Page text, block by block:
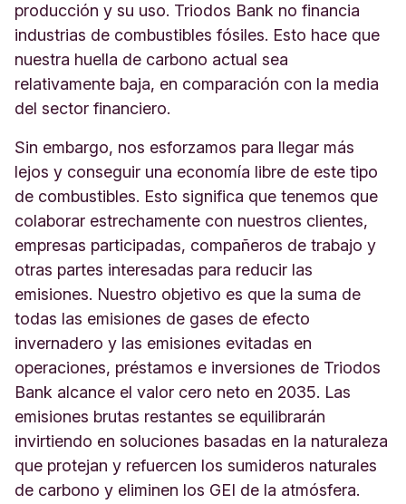
producción y su uso. Triodos Bank no financia
industrias de combustibles fósiles. Esto hace que
nuestra huella de carbono actual sea
relativamente baja, en comparación con la media
del sector financiero.
Sin embargo, nos esforzamos para llegar más
lejos y conseguir una economía libre de este tipo
de combustibles. Esto significa que tenemos que
colaborar estrechamente con nuestros clientes,
empresas participadas, compañeros de trabajo y
otras partes interesadas para reducir las
emisiones. Nuestro objetivo es que la suma de
todas las emisiones de gases de efecto
invernadero y las emisiones evitadas en
operaciones, préstamos e inversiones de Triodos
Bank alcance el valor cero neto en 2035. Las
emisiones brutas restantes se equilibrarán
invirtiendo en soluciones basadas en la naturaleza
que protejan y refuercen los sumideros naturales
de carbono y eliminen los GEI de la atmósfera.